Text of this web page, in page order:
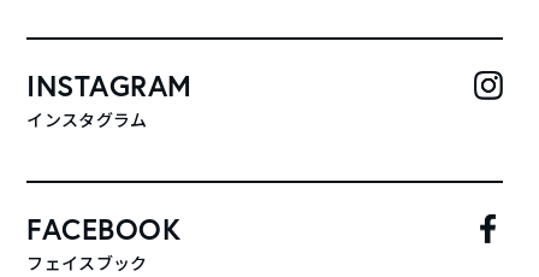
INSTAGRAM
インスタグラム
FACEBOOK
フェイスブック